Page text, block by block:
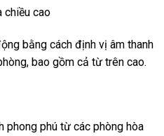
chiều cao
bằng cách định vị âm thanh
bao gồm cả từ trên cao.
phong phú từ các phòng hòa